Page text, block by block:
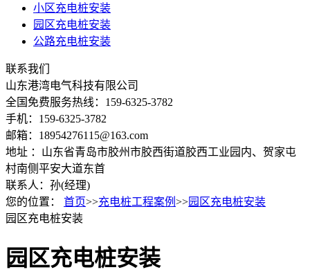
小区充电桩安装
园区充电桩安装
公路充电桩安装
联系我们
山东港湾电气科技有限公司
全国免费服务热线：159-6325-3782
手机：159-6325-3782
邮箱：18954276115@163.com
地址 ：山东省青岛市胶州市胶西街道胶西工业园内、贺家屯
村南侧平安大道东首
联系人：孙(经理)
您的位置：
首页>>充电桩工程案例 >>园区充电桩安装
园区充电桩安装
园区充电桩安装